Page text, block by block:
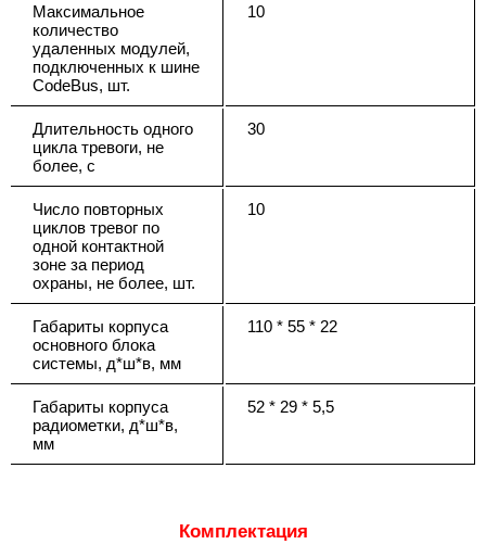
Максимальное
количество
удаленных модулей,
подключенных к шине
CodeBus, шт.
10
Длительность одного
цикла тревоги, не
более, с
30
Число повторных
циклов тревог по
одной контактной
зоне за период
охраны, не более, шт.
10
Габариты корпуса
основного блока
системы, д*ш*в, мм
110 * 55 * 22
Габариты корпуса
радиометки, д*ш*в,
мм
52 * 29 * 5,5
Комплектация